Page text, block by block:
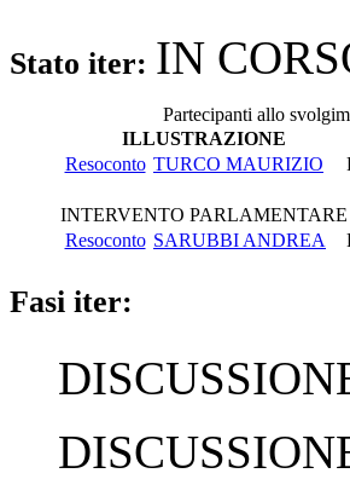
Stato iter: IN
Partecipanti allo
ILLUSTRAZIONE
Resoconto TURCO MAURIZIO
INTERVENTO PARLAMENTARE
Resoconto SARUBBI ANDREA
Fasi iter: